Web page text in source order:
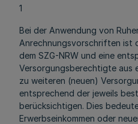
1
Bei der Anwendung von
Anrechnungsvorschriften ist
dem SZG-NRW und eine
Versorgungsberechtigte aus
zu weiteren (neuen)
entsprechend der jeweils
berücksichtigen. Dies
Erwerbseinkommen oder